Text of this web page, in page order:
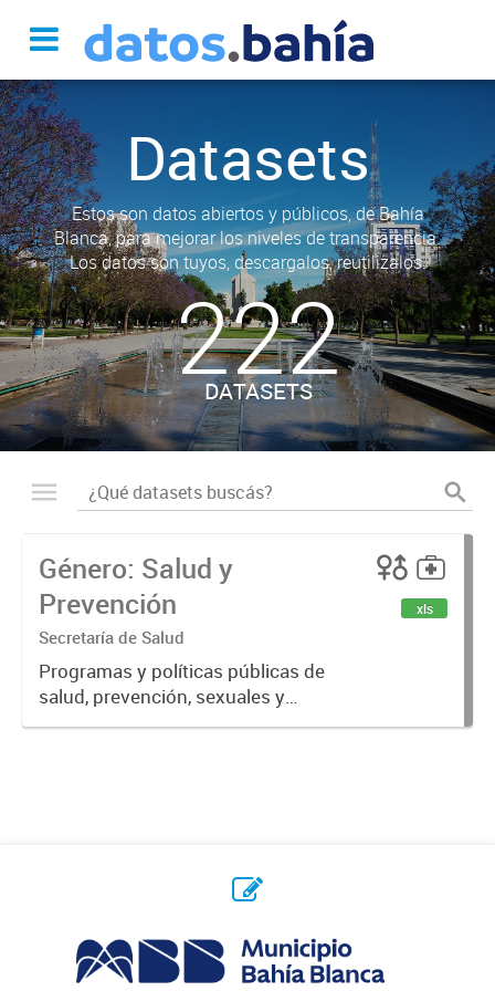
Datasets
Estos son datos abiertos y públicos, de Bahía
Blanca, para mejorar los niveles de transparencia.
Los datos son tuyos, descargalos, reutilizalos.
222
DATASETS
Género: Salud y
Prevención
Secretaría de Salud
Programas y políticas públicas de
salud, prevención, sexuales y
reproductivas.
xls